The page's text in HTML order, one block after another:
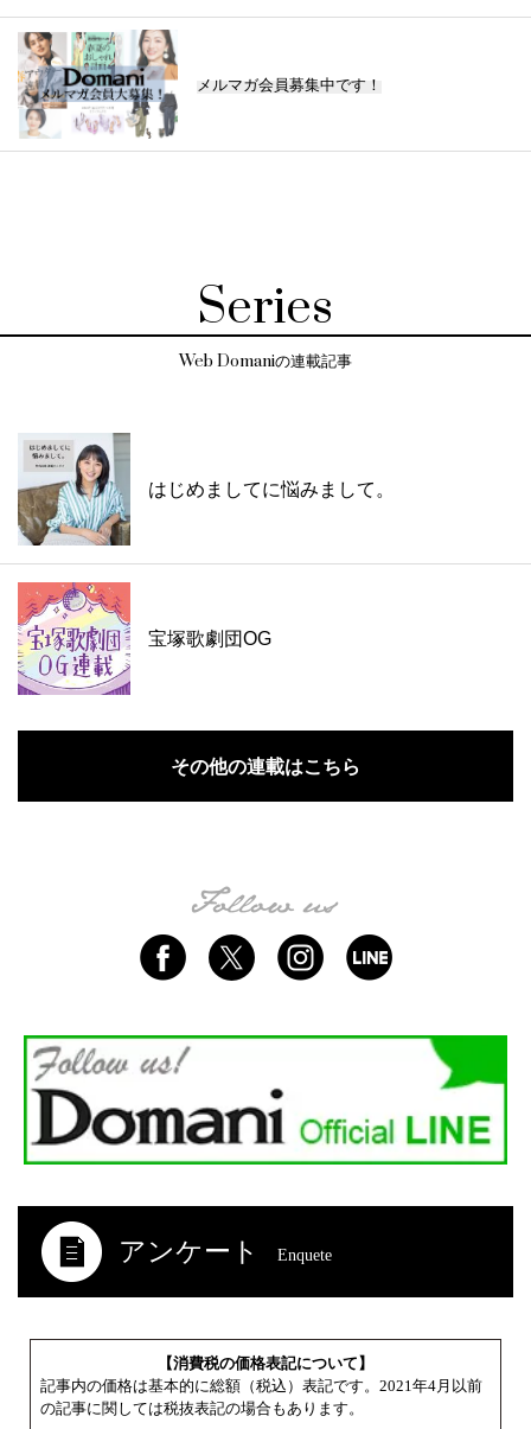
メルマガ会員募集中です！
Series
Web Domaniの連載記事
はじめましてに悩みまして。
宝塚歌劇団OG
その他の連載はこちら
アンケート Enquete
【消費税の価格表記について】
記事内の価格は基本的に総額（税込）表記です。2021年4月以前
の記事に関しては税抜表記の場合もあります。